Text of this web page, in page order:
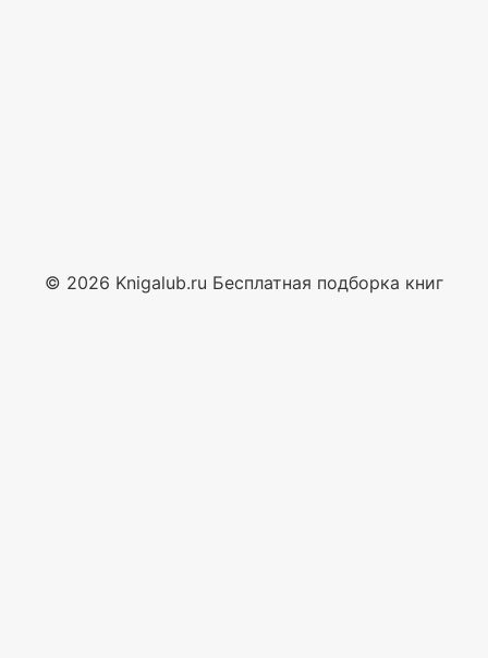
© 2026 Knigalub.ru Бесплатная подборка книг